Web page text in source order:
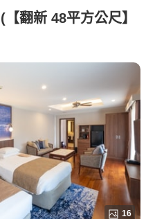
翻新 48平方公尺】
16